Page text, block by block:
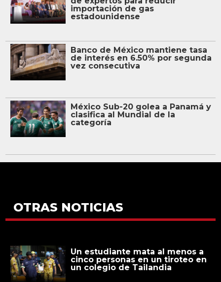
importación de gas
estadounidense
Banco de México mantiene tasa
de interés en 6.50% por segunda
vez consecutiva
México Sub-20 golea a Panamá y
clasifica al Mundial de la
categoría
OTRAS NOTICIAS
Un estudiante mata al menos a
cinco personas en un tiroteo en
un colegio de Tailandia